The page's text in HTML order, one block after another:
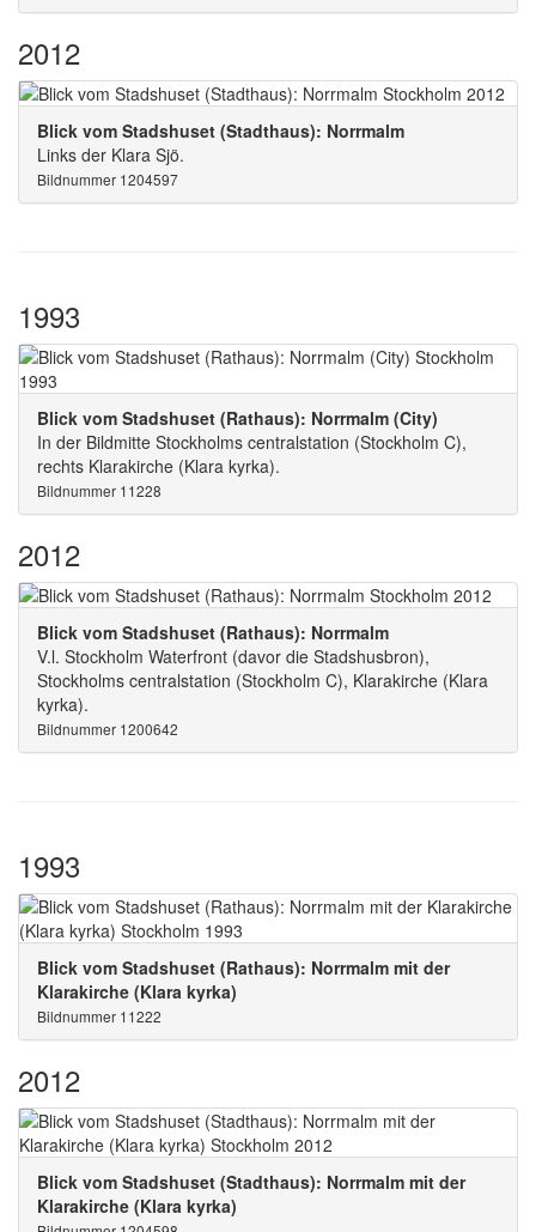
2012
Blick vom Stadshuset (Stadthaus): Norrmalm
Links der Klara Sjö.
Bildnummer 1204597
1993
Blick vom Stadshuset (Rathaus): Norrmalm (City)
In der Bildmitte Stockholms centralstation (Stockholm C),
rechts Klarakirche (Klara kyrka).
Bildnummer 11228
2012
Blick vom Stadshuset (Rathaus): Norrmalm
V.l. Stockholm Waterfront (davor die Stadshusbron),
Stockholms centralstation (Stockholm C), Klarakirche (Klara
kyrka).
Bildnummer 1200642
1993
Blick vom Stadshuset (Rathaus): Norrmalm mit der
Klarakirche (Klara kyrka)
Bildnummer 11222
2012
Blick vom Stadshuset (Stadthaus): Norrmalm mit der
Klarakirche (Klara kyrka)